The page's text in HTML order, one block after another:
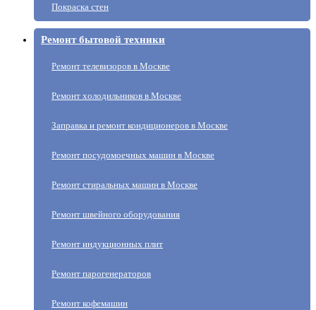
Покраска стен
Ремонт бытовой техники
Ремонт телевизоров в Москве
Ремонт холодильников в Москве
Заправка и ремонт кондиционеров в Москве
Ремонт посудомоечных машин в Москве
Ремонт стиральных машин в Москве
Ремонт швейного оборудования
Ремонт индукционных плит
Ремонт парогенераторов
Ремонт кофемашин